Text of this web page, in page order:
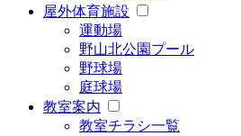
屋外体育施設
運動場
野山北公園プール
野球場
庭球場
教室案内
教室チラシ一覧